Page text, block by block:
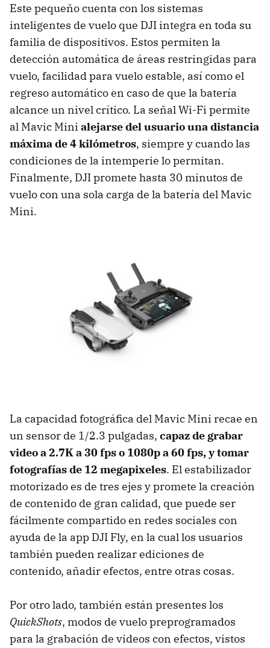
Este pequeño cuenta con los sistemas
inteligentes de vuelo que DJI integra en toda su
familia de dispositivos. Estos permiten la
detección automática de áreas restringidas para
vuelo, facilidad para vuelo estable, así como el
regreso automático en caso de que la batería
alcance un nivel crítico. La señal Wi-Fi permite
al Mavic Mini alejarse del usuario una distancia
máxima de 4 kilómetros, siempre y cuando las
condiciones de la intemperie lo permitan.
Finalmente, DJI promete hasta 30 minutos de
vuelo con una sola carga de la batería del Mavic
Mini.
La capacidad fotográfica del Mavic Mini recae en
un sensor de 1/2.3 pulgadas, capaz de grabar
video a 2.7K a 30 fps o 1080p a 60 fps, y tomar
fotografías de 12 megapixeles. El estabilizador
motorizado es de tres ejes y promete la creación
de contenido de gran calidad, que puede ser
fácilmente compartido en redes sociales con
ayuda de la app DJI Fly, en la cual los usuarios
también pueden realizar ediciones de
contenido, añadir efectos, entre otras cosas.
Por otro lado, también están presentes los
QuickShots, modos de vuelo preprogramados
para la grabación de videos con efectos, vistos